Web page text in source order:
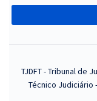
TJDFT - Tribunal de
Técnico Judiciário